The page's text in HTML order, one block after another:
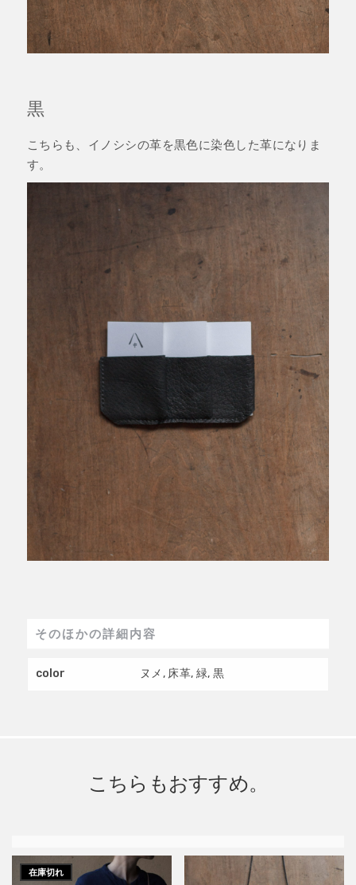
黒
こちらも、イノシシの革を黒色に染色した革になりま
す。
そのほかの詳細内容
color ヌメ, 床革, 緑, 黒
こちらもおすすめ。
在庫切れ